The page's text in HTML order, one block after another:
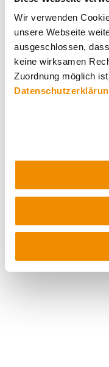
Wir verwenden
unsere Webseite
ausgeschlossen,
keine wirksamen
Zuordnung möglich